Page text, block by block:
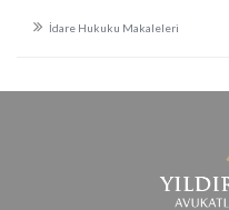
İdare Hukuku Makaleleri